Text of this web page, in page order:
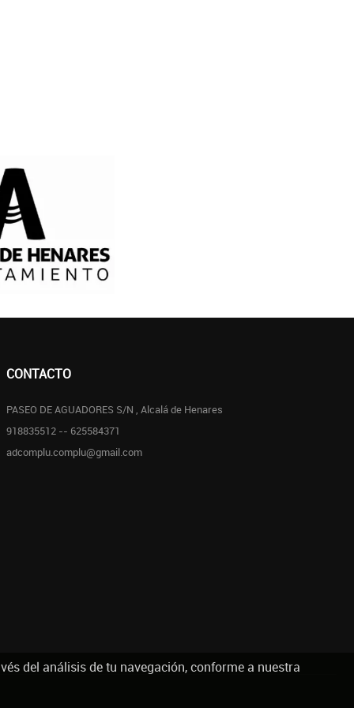
CONTACTO
PASEO DE AGUADORES S/N , Alcalá de Henares
918835512 -- 625584371
adcomplu.complu@gmail.com
del análisis de tu navegación, conforme a nuestra